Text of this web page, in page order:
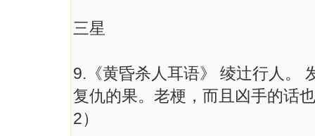
三星
9.《黄昏杀人耳语》 绫辻行人。
复仇的果。老梗，而且凶手的话
2）